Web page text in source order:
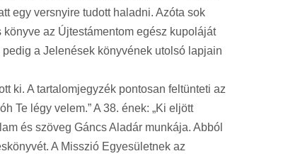
egy versnyire tudott haladni. Azóta sok
az Újtestámentom egész kupoláját
a Jelenések könyvének utolsó lapjain
ki. A tartalomjegyzék pontosan feltünteti az
Te légy velem.” A 38. ének: „Ki eljött
és szöveg Gáncs Aladár munkája. Abból
A Misszió Egyesületnek az